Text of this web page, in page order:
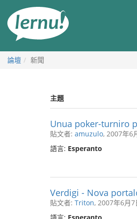
論壇 新聞
主題
Unua poker-turniro
貼文者: amuzulo, 2007年6
語言: Esperanto
Verdigi - Nova
貼文者: Triton, 2007年6月7